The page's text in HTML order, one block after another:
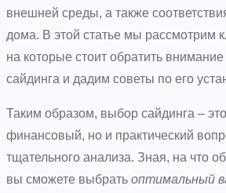
внешней среды, а также
дома. В этой статье мы рассмотрим
на которые стоит обратить
сайдинга и дадим советы по его
Таким образом, выбор сайдинга –
финансовый, но и практический
тщательного анализа. Зная, на что
вы сможете выбрать оптимальный